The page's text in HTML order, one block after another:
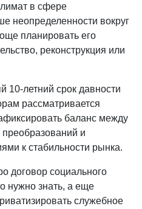
в сфере
неопределенности вокруг
планировать его
реконструкция или
летний срок давности
рассматривается
баланс между
и
к стабильности рынка.
договор социального
нужно знать, а еще
служебное